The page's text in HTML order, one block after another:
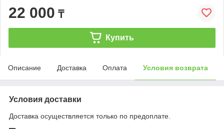
22 000 ₸
Купить
Описание Доставка Оплата Условия возврата
Условия доставки
Доставка осуществляется только по предоплате.